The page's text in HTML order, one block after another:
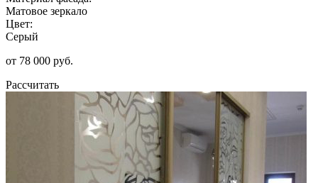
Матовое зеркало
Цвет:
Серый
от 78 000 руб.
Рассчитать